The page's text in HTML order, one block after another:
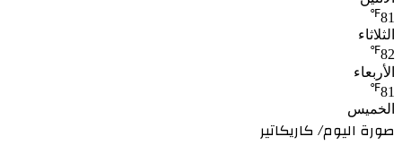
81
℉
الثلاثاء
82
℉
الأربعاء
81
℉
الخميس
صورة اليوم/ كاريكاتير